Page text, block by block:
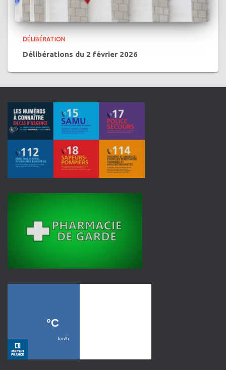
DÉLIBÉRATION
Délibérations du 2 février 2026